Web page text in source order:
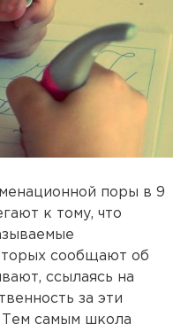
поры в 9
к тому, что
сообщают об
ссылаясь на
за эти
Тем самым школа